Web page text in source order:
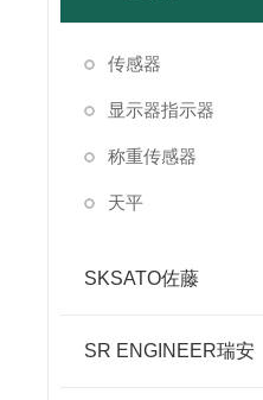
传感器
显示器指示器
称重传感器
天平
SKSATO佐藤
SR ENGINEER瑞安